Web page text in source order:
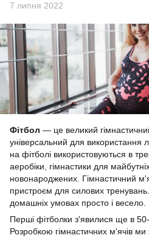
7 липня 2022
Фітбол — це великий
універсальний для використання
на фітболі використовуються в
аеробіки, гімнастики для
новонароджених. Гімнастичний
пристроєм для силових
домашніх умовах просто і весело.
Перші фітболки з'явилися ще в
Розробкою гімнастичних м'ячів